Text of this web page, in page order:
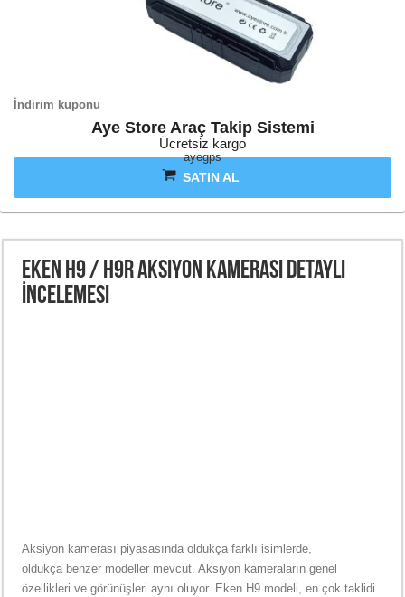
İndirim kuponu
Aye Store Araç Takip Sistemi
Ücretsiz kargo
ayegps
SATIN AL
Eken H9 / H9R Aksiyon Kamerası Detaylı
İncelemesi
Aksiyon kamerası piyasasında oldukça farklı isimlerde,
oldukça benzer modeller mevcut. Aksiyon kameraların genel
özellikleri ve görünüşleri aynı oluyor. Eken H9 modeli, en çok taklidi